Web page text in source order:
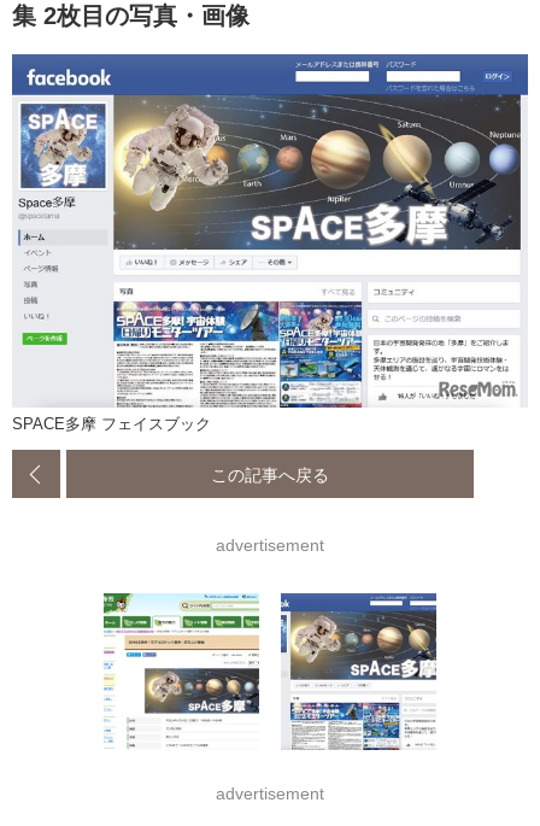
集 2枚目の写真・画像
SPACE多摩 フェイスブック
この記事へ戻る
advertisement
advertisement